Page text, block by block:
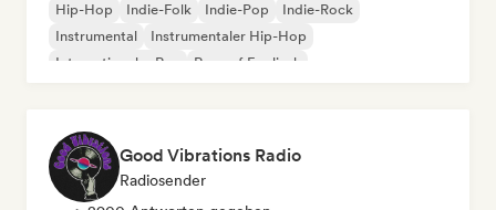
Hip-Hop Indie-Folk Indie-Pop
Indie-Rock
Instrumental
Instrumentaler Hip-Hop
Internationaler Rap
Rap auf Englisch
Good Vibrations Radio
Radiosender